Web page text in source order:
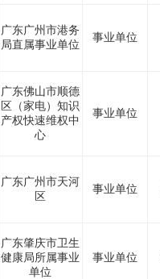
广东广州市港务
局直属事业单位
事业单位
广东佛山市顺德
区（家电）知识
产权快速维权中
心
事业单位
广东广州市天河
区
事业单位
广东肇庆市卫生
健康局所属事业
单位
事业单位